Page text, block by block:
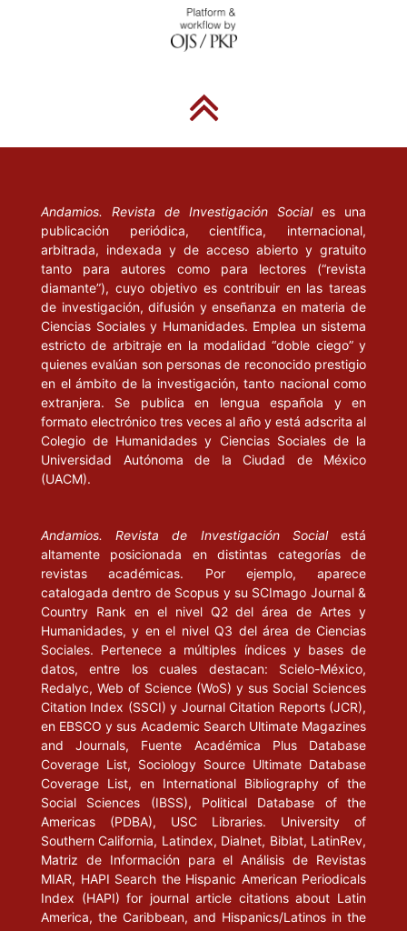
Andamios. Revista de Investigación Social es una
publicación periódica, científica, internacional,
arbitrada, indexada y de acceso abierto y gratuito
tanto para autores como para lectores (“revista
diamante”), cuyo objetivo es contribuir en las tareas
de investigación, difusión y enseñanza en materia de
Ciencias Sociales y Humanidades. Emplea un sistema
estricto de arbitraje en la modalidad “doble ciego” y
quienes evalúan son personas de reconocido prestigio
en el ámbito de la investigación, tanto nacional como
extranjera. Se publica en lengua española y en
formato electrónico tres veces al año y está adscrita al
Colegio de Humanidades y Ciencias Sociales de la
Universidad Autónoma de la Ciudad de México
(UACM).
Andamios. Revista de Investigación Socialestá
altamente posicionada en distintas categorías de
revistas académicas. Por ejemplo, aparece
catalogada dentro de Scopus y su SCImago Journal &
Country Rank en el nivel Q2 del área de Artes y
Humanidades, y en el nivel Q3 del área de Ciencias
Sociales. Pertenece a múltiples índices y bases de
datos, entre los cuales destacan: Scielo-México,
Redalyc, Web of Science (WoS) y sus Social Sciences
Citation Index (SSCI) y Journal Citation Reports (JCR),
en EBSCO y sus Academic Search Ultimate Magazines
and Journals, Fuente Académica Plus Database
Coverage List, Sociology Source Ultimate Database
Coverage List, en International Bibliography of the
Social Sciences (IBSS), Political Database of the
Americas (PDBA), USC Libraries. University of
Southern California, Latindex, Dialnet, Biblat, LatinRev,
Matriz de Información para el Análisis de Revistas
MIAR, HAPI Search the Hispanic American Periodicals
Index (HAPI) for journal article citations about Latin
America, the Caribbean, and Hispanics/Latinos in the